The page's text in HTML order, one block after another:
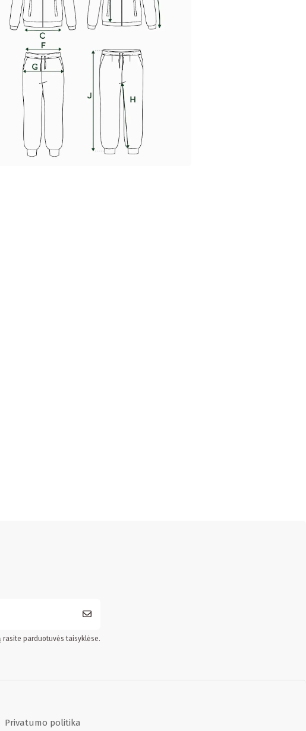
rasite parduotuvės taisyklėse.
Privatumo politika